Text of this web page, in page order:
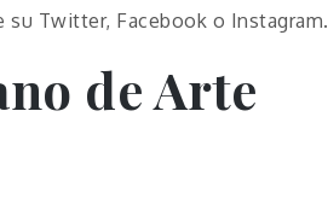
su Twitter, Facebook o Instagram.
de Arte